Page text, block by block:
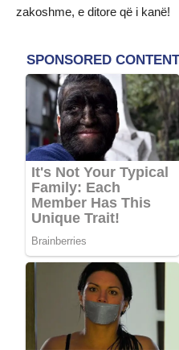
zakoshme, e ditore që i kanë!